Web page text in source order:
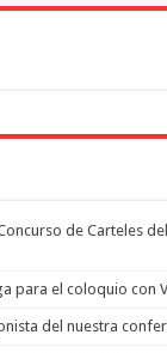
de Carteles
para el coloquio con
del nuestra